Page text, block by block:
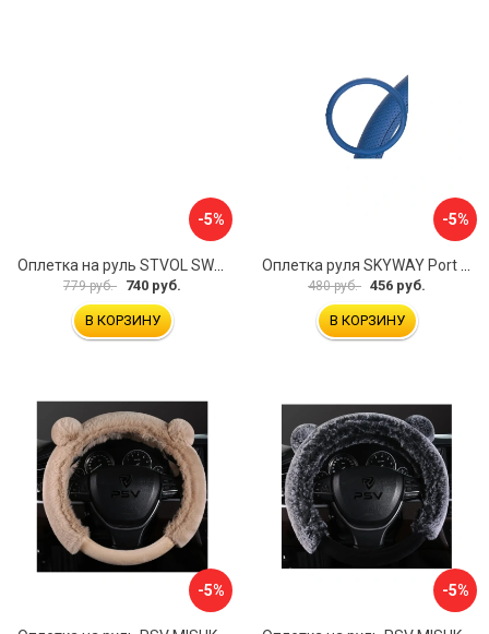
-5%
779 руб. 740 руб.
В КОРЗИНУ
-5%
480 руб. 456 руб.
В КОРЗИНУ
-5% -5%